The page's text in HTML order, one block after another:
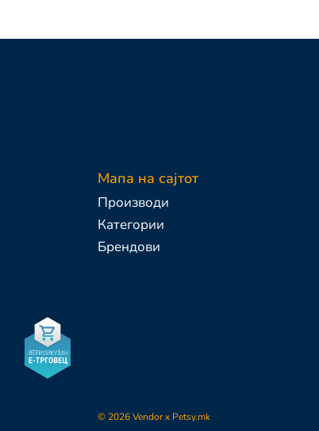
Мапа на сајтот
Производи
Категории
Брендови
© 2026Vendor x Petsy.mk